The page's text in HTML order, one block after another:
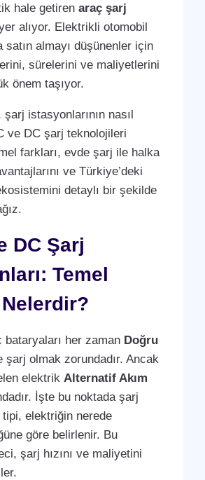
hale getiren araç şarj
alıyor. Elektrikli otomobil
almayı düşünenler için
sürelerini ve maliyetlerini
önem taşıyor.
istasyonlarının nasıl
ve DC şarj teknolojileri
farkları, evde şarj ile halka
ve Türkiye’deki
detaylı bir şekilde
DC Şarj
Temel
her zaman Doğru
şarj olmak zorundadır. Ancak
elektrik Alternatif Akım
İşte bu noktada şarj
elektriğin nerede
göre belirlenir. Bu
şarj hızını ve maliyetini